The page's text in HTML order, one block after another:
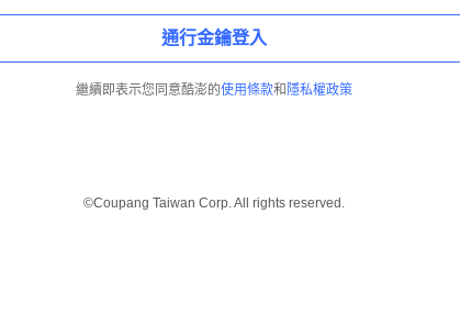
通行金鑰登入
繼續即表示您同意酷澎的使用條款和 隱私權政策
©Coupang Taiwan Corp. All rights reserved.